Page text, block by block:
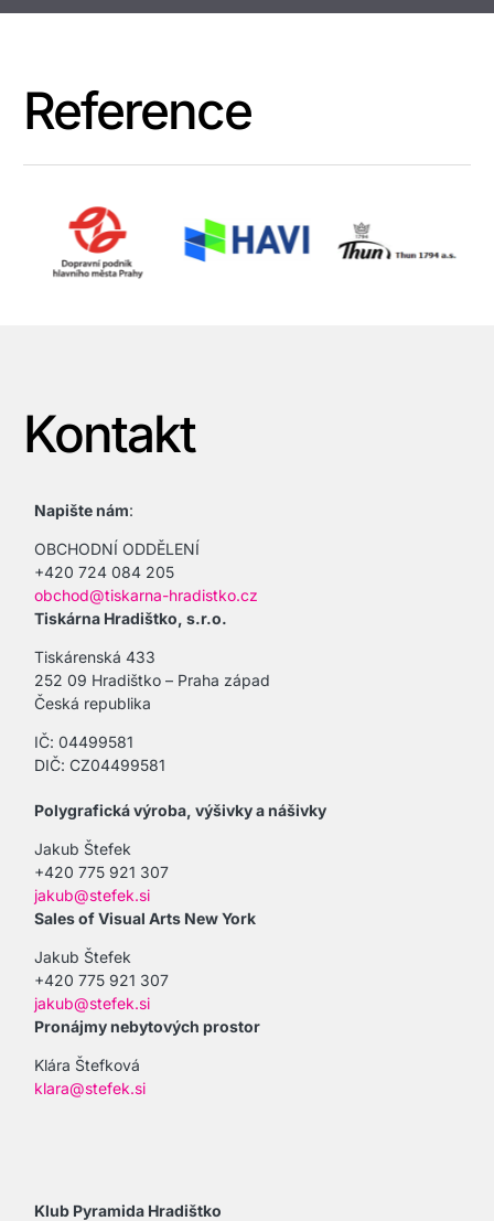
Reference
Kontakt
Napište nám:
OBCHODNÍ ODDĚLENÍ
+420 724 084 205
obchod@tiskarna-hradistko.cz
Tiskárna Hradištko, s.r.o.
Tiskárenská 433
252 09 Hradištko – Praha západ
Česká republika
IČ: 04499581
DIČ: CZ04499581
Polygrafická výroba, výšivky a nášivky
Jakub Štefek
+420 775 921 307
jakub@stefek.si
Sales of Visual Arts New York
Jakub Štefek
+420 775 921 307
jakub@stefek.si
Pronájmy nebytových prostor
Klára Štefková
klara@stefek.si
Klub Pyramida Hradištko